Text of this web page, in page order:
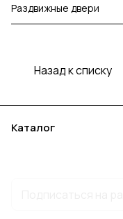
Раздвижные двери
Назад к списку
Каталог